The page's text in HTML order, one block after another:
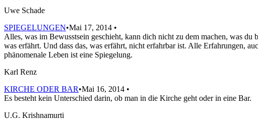
Uwe Schade
SPIEGELUNGEN•Mai 17, 2014 •
Alles, was im Bewusstsein geschieht, kann dich nicht zu dem machen, was
was erfährt. Und dass das, was erfährt, nicht erfahrbar ist. Alle Erfahrungen,
phänomenale Leben ist eine Spiegelung.
Karl Renz
KIRCHE ODER BAR•Mai 16, 2014 •
Es besteht kein Unterschied darin, ob man in die Kirche geht oder in eine Bar.
U.G. Krishnamurti